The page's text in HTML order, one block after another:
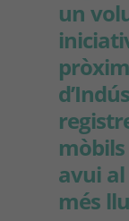
un
avui
més